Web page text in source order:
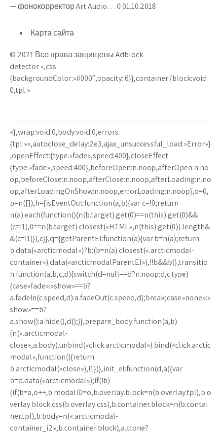
— фонокорректор Art Audio… 0 01.10.2018
Карта сайта
© 2021 Все права защищены Adblock
detector «,css:
{backgroundColor:»#000″,opacity:.6}},container:{block:void
0,tpl:»
«},wrap:void 0,body:void 0,errors:
{tpl:»»,autoclose_delay:2e3,ajax_unsuccessful_load:»Error»}
,openEffect:{type:»fade»,speed:400},closeEffect:
{type:»fade»,speed:400},beforeOpen:n.noop,afterOpen:n.no
op,beforeClose:n.noop,afterClose:n.noop,afterLoading:n.no
op,afterLoadingOnShow:n.noop,errorLoading:n.noop},o=0,
p=n([]),h={isEventOut:function(a,b){var c=!0;return
n(a).each(function(){n(b.target).get(0)==n(this).get(0)&&
(c=!1),0==n(b.target).closest(«HTML»,n(this).get(0)).length&
&(c=!1)}),c}},q={getParentEl:function(a){var b=n(a);return
b.data(«arcticmodal»)?b:(b=n(a).closest(«.arcticmodal-
container»).data(«arcticmodalParentEl»),!!b&&b)},transitio
n:function(a,b,c,d){switch(d=null==d?n.noop:d,c.type)
{case»fade»:»show»==b?
a.fadeIn(c.speed,d):a.fadeOut(c.speed,d);break;case»none»:»
show»==b?
a.show():a.hide(),d();}},prepare_body:function(a,b)
{n(«.arcticmodal-
close»,a.body).unbind(«click.arcticmodal»).bind(«click.arctic
modal»,function(){return
b.arcticmodal(«close»),!1})},init_el:function(d,a){var
b=d.data(«arcticmodal»);if(!b)
{if(b=a,o++,b.modalID=o,b.overlay.block=n(b.overlay.tpl),b.o
verlay.block.css(b.overlay.css),b.container.block=n(b.contai
ner.tpl),b.body=n(«.arcticmodal-
container_i2»,b.container.block),a.clone?